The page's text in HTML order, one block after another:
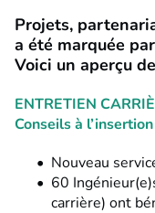
Projets,
a été marquée
Voici un aperçu
ENTRETIEN
Conseils à
Nouveau
60
carrière) ont